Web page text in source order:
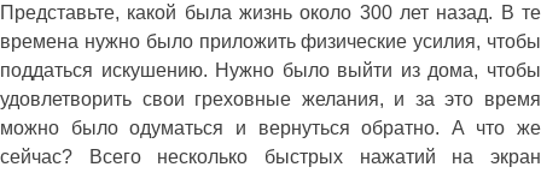
Представьте, какой была жизнь около 300 лет назад. В те
времена нужно было приложить физические усилия, чтобы
поддаться искушению. Нужно было выйти из дома, чтобы
удовлетворить свои греховные желания, и за это время
можно было одуматься и вернуться обратно. А что же
сейчас? Всего несколько быстрых нажатий на экран